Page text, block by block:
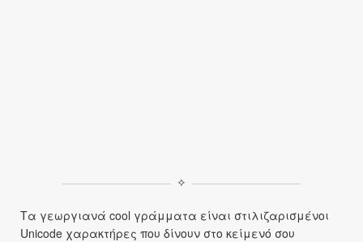
✧
Τα γεωργιανά cool γράμματα είναι στιλιζαρισμένοι
Unicode χαρακτήρες που δίνουν στο κείμενό σου